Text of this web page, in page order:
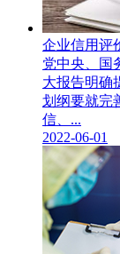
企业信用评
党中央、国
大报告明确
划纲要就完
信、...
2022-06-01